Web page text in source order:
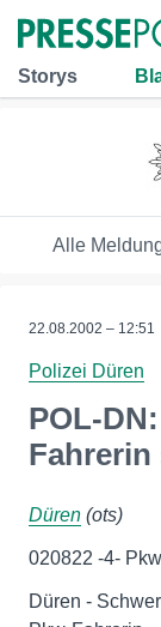
Storys
Alle
22.08.2002 – 12:51
Polizei Düren
POL-
Düren (ots)
020822 -4-
Düren -